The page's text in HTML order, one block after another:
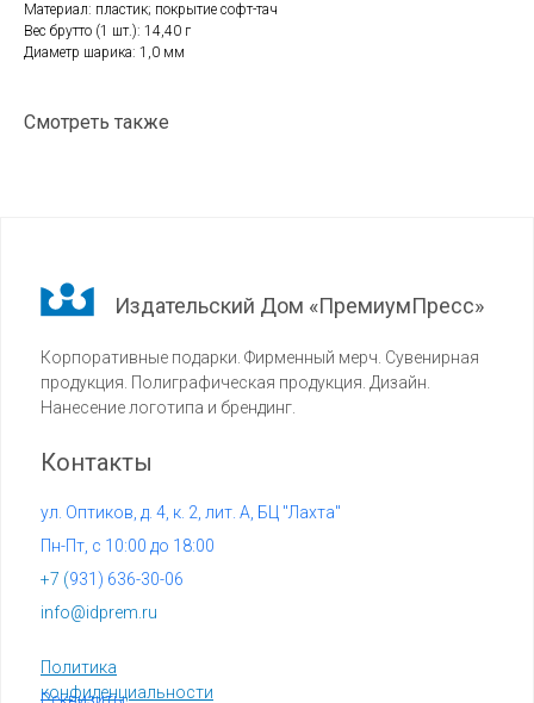
Материал: пластик; покрытие софт-тач
Вес брутто (1 шт.): 14,40 г
Диаметр шарика: 1,0 мм
Смотреть также
Издательский Дом «ПремиумПресс»
Корпоративные подарки. Фирменный мерч. Сувенирная
продукция. Полиграфическая продукция. Дизайн.
Нанесение логотипа и брендинг.
info@idprem.ru
Контакты
Политика
конфиденциальности
+7 (931) 636-30-06
ул. Оптиков, д. 4, к. 2, лит. А, БЦ "Лахта"
Пн-Пт, с 10:00 до 18:00